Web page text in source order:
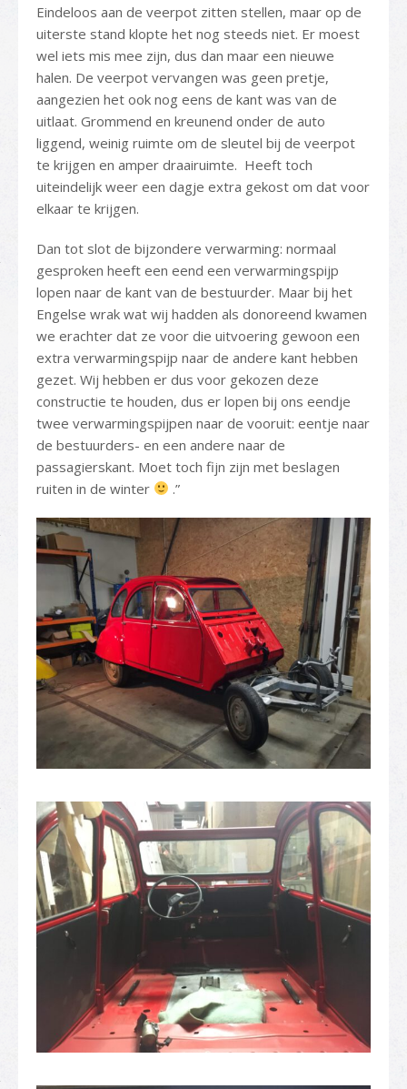
Eindeloos aan de veerpot zitten stellen, maar op de
uiterste stand klopte het nog steeds niet. Er moest
wel iets mis mee zijn, dus dan maar een nieuwe
halen. De veerpot vervangen was geen pretje,
aangezien het ook nog eens de kant was van de
uitlaat. Grommend en kreunend onder de auto
liggend, weinig ruimte om de sleutel bij de veerpot
te krijgen en amper draairuimte. Heeft toch
uiteindelijk weer een dagje extra gekost om dat voor
elkaar te krijgen.
Dan tot slot de bijzondere verwarming: normaal
gesproken heeft een eend een verwarmingspijp
lopen naar de kant van de bestuurder. Maar bij het
Engelse wrak wat wij hadden als donoreend kwamen
we erachter dat ze voor die uitvoering gewoon een
extra verwarmingspijp naar de andere kant hebben
gezet. Wij hebben er dus voor gekozen deze
constructie te houden, dus er lopen bij ons eendje
twee verwarmingspijpen naar de vooruit: eentje naar
de bestuurders- en een andere naar de
passagierskant. Moet toch fijn zijn met beslagen
ruiten in de winter
.”